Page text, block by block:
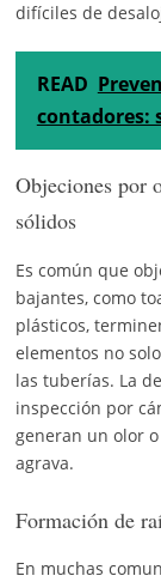
difíciles de
READ
contadores:
Objeciones por
sólidos
Es común que
bajantes, como
plásticos,
elementos no
las tuberías. La
inspección por
generan un olor
agrava.
Formación de
En muchas